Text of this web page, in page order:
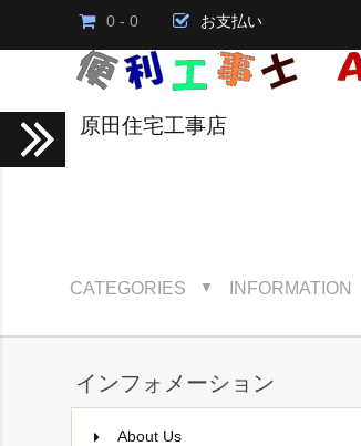
0 - 0 お支払い
原田住宅工事店
CATEGORIES ▼ INFORMATION
インフォメーション
About Us